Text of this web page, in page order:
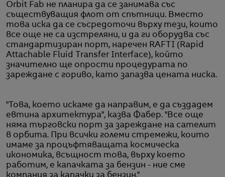
Orbit Fab не планира да се занимава със
съществуващия флот от спътници. Вместо
това иска да се съсредоточи върху тези, които
все още не са изстреляни, и да ги оборудва със
стандартизиран порт, наречен RAFTI (Rapid
Attachable Fluid Transfer Interface), който
значително ще опрости процедурата по
зареждане с гориво, като запазва цената ниска.
"Това, което искаме да направим, е да създадем
евтина архитектура", казва Фабер. "Все още
няма търговски порт за зареждане на сателит
в орбита. При всички големи стремежи, които
имаме за процъфтяващата космическа
икономика, всъщност това, върху което
работим, е капачката за бензин - ние сме